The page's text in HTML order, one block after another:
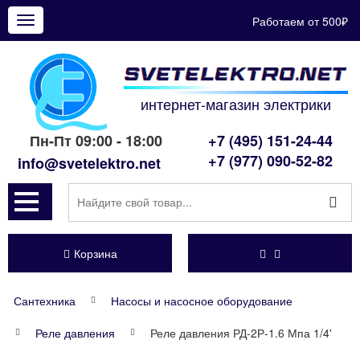
Показать
меню
Работаем от 500₽
интернет-магазин электрики
Пн-Пт 09:00 - 18:00
info@svetelektro.net
+7 (495) 151-24-44
+7 (977) 090-52-82
Корзина
Сантехника
Насосы и насосное оборудование
Реле давления
Реле давления РД-2Р-1.6 Мпа 1/4'